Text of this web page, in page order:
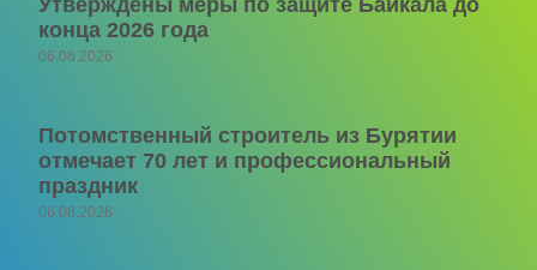
Утверждены меры по защите Байкала до
конца 2026 года
06.08.2026
Потомственный строитель из Бурятии
отмечает 70 лет и профессиональный
праздник
06.08.2026